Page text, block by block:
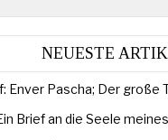
NEUESTE
Enver Pascha; Der große
Brief an die Seele